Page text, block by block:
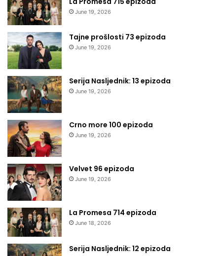
June 19, 2026
Tajne prošlosti 73 epizoda
June 19, 2026
Serija Nasljednik: 13 epizoda
June 19, 2026
Crno more 100 epizoda
June 19, 2026
Velvet 96 epizoda
June 19, 2026
La Promesa 714 epizoda
June 18, 2026
Serija Nasljednik: 12 epizoda